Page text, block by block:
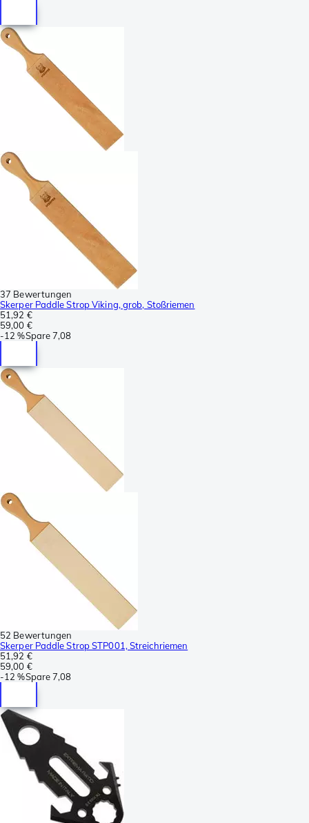
37 Bewertungen
Skerper Paddle Strop Viking, grob, Stoßriemen
51,92 €
59,00 €
-12 %Spare7,08
52 Bewertungen
Skerper Paddle Strop STP001, Streichriemen
51,92 €
59,00 €
-12 %Spare7,08